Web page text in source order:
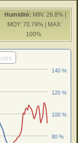
Humidité: MIN: 26.8% |
MOY: 70.79% | MAX:
100%
80 %
100 %
120 %
140 %